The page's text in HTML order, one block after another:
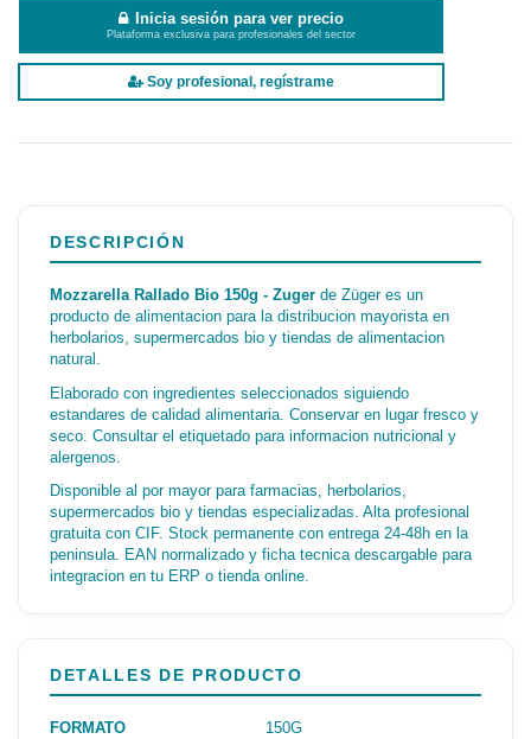
Inicia sesión para ver precio
Plataforma exclusiva para profesionales del sector
Soy profesional, regístrame
DESCRIPCIÓN
Mozzarella Rallado Bio 150g - Zuger de Züger es un
producto de alimentacion para la distribucion mayorista en
herbolarios, supermercados bio y tiendas de alimentacion
natural.
Elaborado con ingredientes seleccionados siguiendo
estandares de calidad alimentaria. Conservar en lugar fresco y
seco. Consultar el etiquetado para informacion nutricional y
alergenos.
Disponible al por mayor para farmacias, herbolarios,
supermercados bio y tiendas especializadas. Alta profesional
gratuita con CIF. Stock permanente con entrega 24-48h en la
peninsula. EAN normalizado y ficha tecnica descargable para
integracion en tu ERP o tienda online.
DETALLES DE PRODUCTO
FORMATO 150G